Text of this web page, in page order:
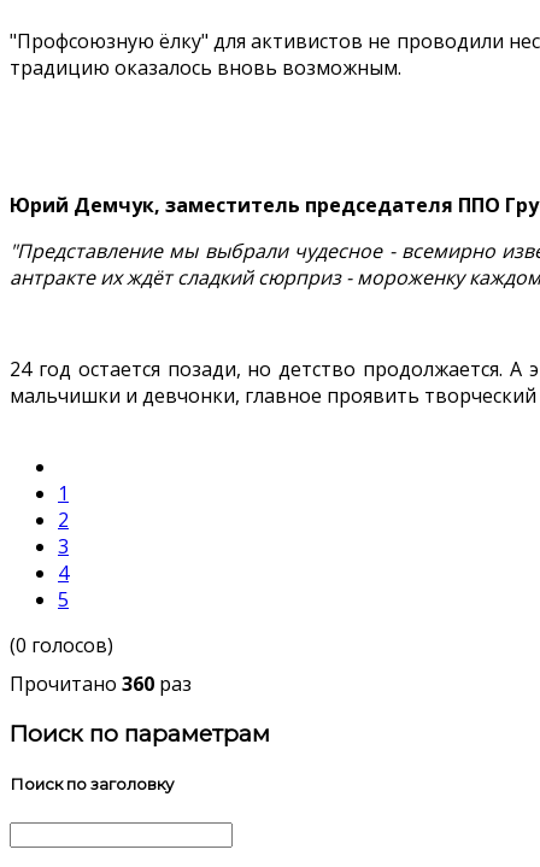
"Профсоюзную ёлку" для активистов не проводили
традицию оказалось вновь возможным.
Юрий Демчук, заместитель председателя ППО
"Представление мы выбрали чудесное - всемирно
антракте их ждёт сладкий сюрприз - мороженку
24 год остается позади, но детство продолжается.
мальчишки и девчонки, главное проявить
1
2
3
4
5
(0 голосов)
Прочитано 360 раз
Поиск по параметрам
Поиск по заголовку